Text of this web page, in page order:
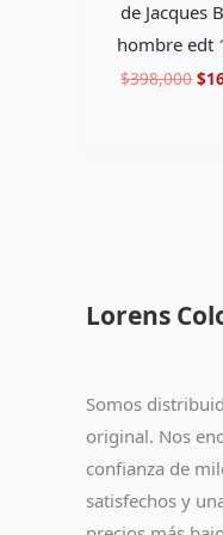
de Jacques
hombre edt
$398,000 $
Lorens
Somos
original. Nos
confianza de
satisfechos y